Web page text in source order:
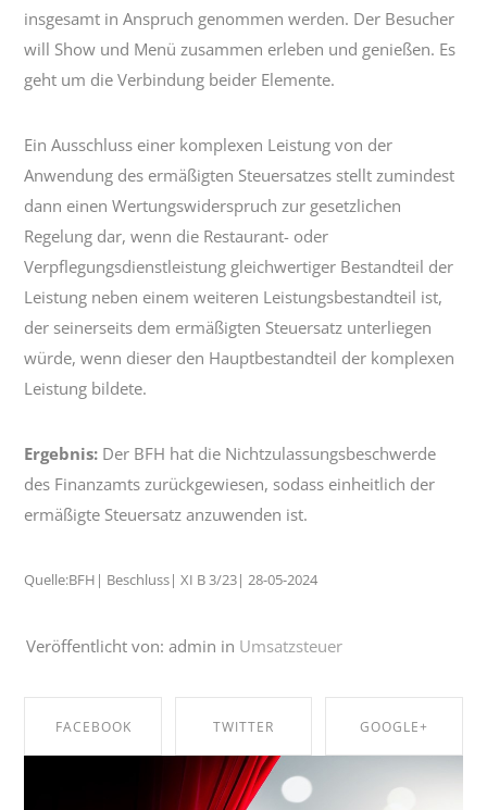
insgesamt in Anspruch genommen werden. Der Besucher
will Show und Menü zusammen erleben und genießen. Es
geht um die Verbindung beider Elemente.
Ein Ausschluss einer komplexen Leistung von der
Anwendung des ermäßigten Steuersatzes stellt zumindest
dann einen Wertungswiderspruch zur gesetzlichen
Regelung dar, wenn die Restaurant- oder
Verpflegungsdienstleistung gleichwertiger Bestandteil der
Leistung neben einem weiteren Leistungsbestandteil ist,
der seinerseits dem ermäßigten Steuersatz unterliegen
würde, wenn dieser den Hauptbestandteil der komplexen
Leistung bildete.
Ergebnis: Der BFH hat die Nichtzulassungsbeschwerde
des Finanzamts zurückgewiesen, sodass einheitlich der
ermäßigte Steuersatz anzuwenden ist.
Quelle:BFH| Beschluss| XI B 3/23| 28-05-2024
Veröffentlicht von: admin in Umsatzsteuer
FACEBOOK TWITTER
SHARE ON
GOOGLE+
SHARE ON